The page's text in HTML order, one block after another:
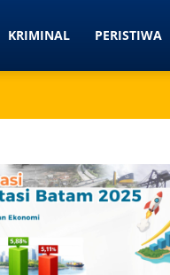
KRIMINAL PERISTIWA